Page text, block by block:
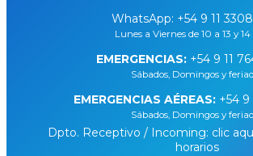
WhatsApp: +54 9 11
Lunes a Viernes de 10 a 13 y 14
EMERGENCIAS: +54 9 11
Sábados, Domingos y
EMERGENCIAS AÉREAS: +54 9
Sábados, Domingos y
Dpto. Receptivo / Incoming: clic
horarios